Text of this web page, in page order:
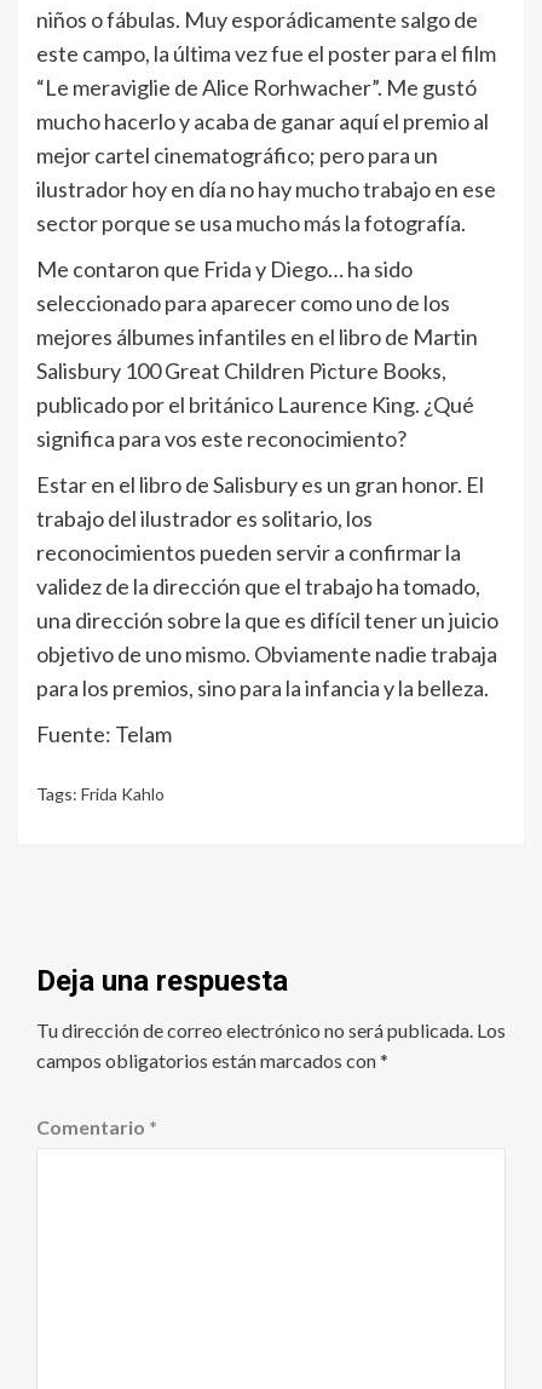
niños o fábulas. Muy esporádicamente salgo de
este campo, la última vez fue el poster para el film
“Le meraviglie de Alice Rorhwacher”. Me gustó
mucho hacerlo y acaba de ganar aquí­ el premio al
mejor cartel cinematográfico; pero para un
ilustrador hoy en dí­a no hay mucho trabajo en ese
sector porque se usa mucho más la fotografí­a.
Me contaron que Frida y Diego… ha sido
seleccionado para aparecer como uno de los
mejores álbumes infantiles en el libro de Martin
Salisbury 100 Great Children Picture Books,
publicado por el británico Laurence King. ¿Qué
significa para vos este reconocimiento?
Estar en el libro de Salisbury es un gran honor. El
trabajo del ilustrador es solitario, los
reconocimientos pueden servir a confirmar la
validez de la dirección que el trabajo ha tomado,
una dirección sobre la que es difí­cil tener un juicio
objetivo de uno mismo. Obviamente nadie trabaja
para los premios, sino para la infancia y la belleza.
Fuente: Telam
Tags: Frida Kahlo
Deja una respuesta
Tu dirección de correo electrónico no será publicada. Los
campos obligatorios están marcados con*
Comentario *